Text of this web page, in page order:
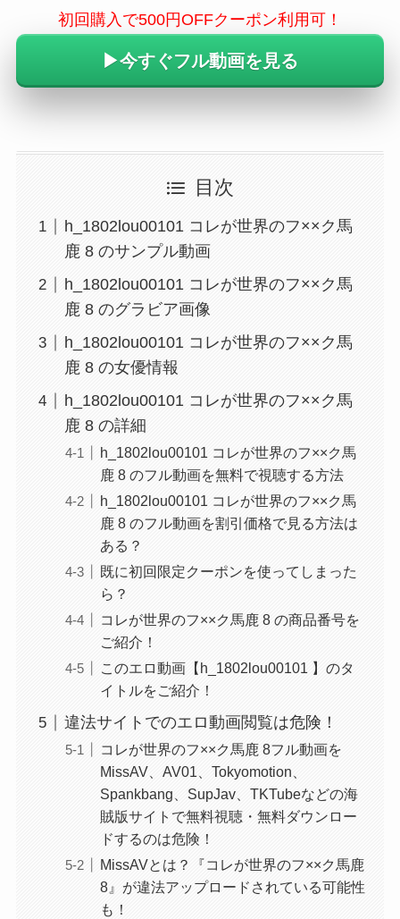
初回購入で500円OFFクーポン利用可！
▶︎今すぐフル動画を見る
目次
h_1802lou00101 コレが世界のフ××ク馬
鹿 8 のサンプル動画
h_1802lou00101 コレが世界のフ××ク馬
鹿 8 のグラビア画像
h_1802lou00101 コレが世界のフ××ク馬
鹿 8 の女優情報
h_1802lou00101 コレが世界のフ××ク馬
鹿 8 の詳細
h_1802lou00101 コレが世界のフ××ク馬
鹿 8 のフル動画を無料で視聴する方法
h_1802lou00101 コレが世界のフ××ク馬
鹿 8 のフル動画を割引価格で見る方法は
ある？
既に初回限定クーポンを使ってしまった
ら？
コレが世界のフ××ク馬鹿 8 の商品番号を
ご紹介！
このエロ動画【h_1802lou00101 】のタ
イトルをご紹介！
違法サイトでのエロ動画閲覧は危険！
コレが世界のフ××ク馬鹿 8フル動画を
MissAV、AV01、Tokyomotion、
Spankbang、SupJav、TKTubeなどの海
賊版サイトで無料視聴・無料ダウンロー
ドするのは危険！
MissAVとは？『コレが世界のフ××ク馬鹿
8』が違法アップロードされている可能性
も！